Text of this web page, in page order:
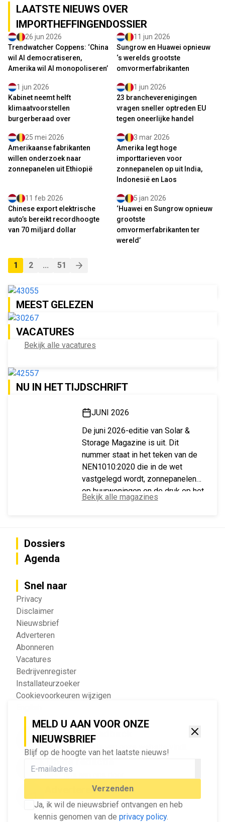
MELD U AAN VOOR ONZE
NIEUWSBRIEF
Blijf op de hoogte van het laatste nieuws!
Verzenden
Ja, ik wil de nieuwsbrief ontvangen en heb
kennis genomen van de privacy policy.
LAATSTE NIEUWS OVER
IMPORTHEFFINGENDOSSIER
26 jun 2026
Trendwatcher Coppens: ‘China
wil AI democratiseren,
Amerika wil AI monopoliseren’
11 jun 2026
Sungrow en Huawei opnieuw
‘s werelds grootste
omvormerfabrikanten
1 jun 2026
Kabinet neemt helft
klimaatvoorstellen
burgerberaad over
1 jun 2026
23 brancheverenigingen
vragen sneller optreden EU
tegen oneerlijke handel
25 mei 2026
Amerikaanse fabrikanten
willen onderzoek naar
zonnepanelen uit Ethiopië
3 mar 2026
Amerika legt hoge
importtarieven voor
zonnepanelen op uit India,
Indonesië en Laos
11 feb 2026
Chinese export elektrische
auto’s bereikt recordhoogte
van 70 miljard dollar
5 jan 2026
‘Huawei en Sungrow opnieuw
grootste
omvormerfabrikanten ter
wereld’
1 2 ... 51
MEEST GELEZEN
VACATURES
Bekijk alle vacatures
NU IN HET TIJDSCHRIFT
JUNI 2026
De juni 2026-editie van Solar &
Storage Magazine is uit. Dit
nummer staat in het teken van de
NEN1010:2020 die in de wet
vastgelegd wordt, zonnepanelen
op huurwoningen en de druk op het
Vlaamse stroomnet.
Bekijk alle magazines
Dossiers
Agenda
Snel naar
Privacy
Disclaimer
Nieuwsbrief
Adverteren
Abonneren
Vacatures
Bedrijvenregister
Installateurzoeker
Cookievoorkeuren wijzigen
Geef ons feedback
Vertel ons wat je van onze website vindt.
Geef tips aan ons door.
Adverteren
Bekijk hier de mogelijkheden.